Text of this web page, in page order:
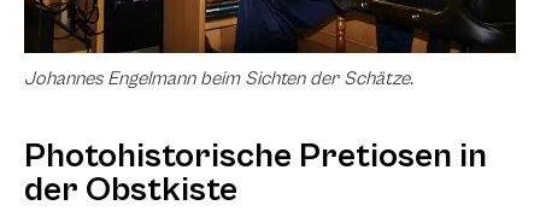
Johannes Engelmann beim Sichten der Schätze.
Photohistorische Pretiosen in
der Obstkiste